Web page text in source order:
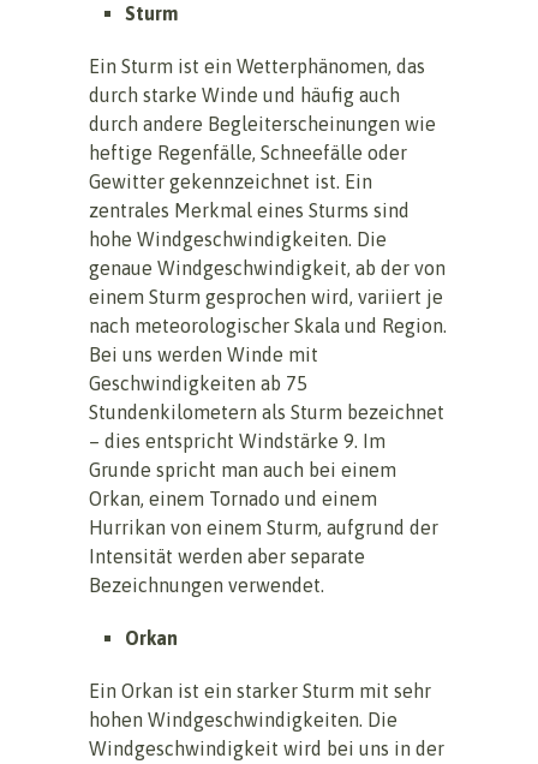
Sturm
Ein Sturm ist ein Wetterphänomen, das
durch starke Winde und häufig auch
durch andere Begleiterscheinungen wie
heftige Regenfälle, Schneefälle oder
Gewitter gekennzeichnet ist. Ein
zentrales Merkmal eines Sturms sind
hohe Windgeschwindigkeiten. Die
genaue Windgeschwindigkeit, ab der von
einem Sturm gesprochen wird, variiert je
nach meteorologischer Skala und Region.
Bei uns werden Winde mit
Geschwindigkeiten ab 75
Stundenkilometern als Sturm bezeichnet
– dies entspricht Windstärke 9. Im
Grunde spricht man auch bei einem
Orkan, einem Tornado und einem
Hurrikan von einem Sturm, aufgrund der
Intensität werden aber separate
Bezeichnungen verwendet.
Orkan
Ein Orkan ist ein starker Sturm mit sehr
hohen Windgeschwindigkeiten. Die
Windgeschwindigkeit wird bei uns in der